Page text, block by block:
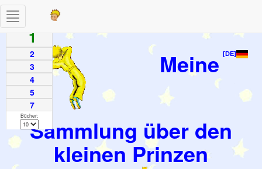
[DE]
Meine
Sammlung über den
kleinen Prinzen
Toggle
navigation
Seiten
1
2
3
4
5
7
Bücher: